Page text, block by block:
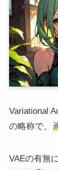
Variational
の略称で、
VAEの有無